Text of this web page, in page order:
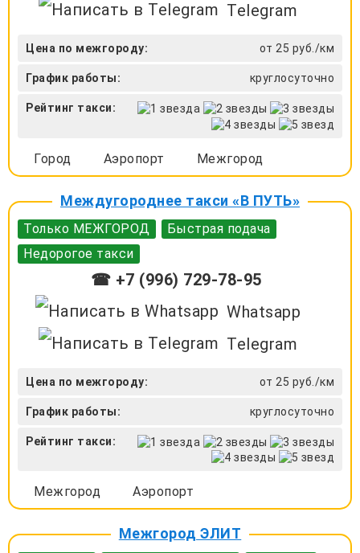
Telegram
Цена по межгороду: от 25 руб./км
График работы: круглосуточно
Рейтинг такси:
Город Аэропорт Межгород
Междугороднее такси «В ПУТЬ»
Только МЕЖГОРОД
Быстрая подача
Недорогое такси
☎ +7 (996) 729-78-95
Whatsapp
Telegram
Цена по межгороду: от 25 руб./км
График работы: круглосуточно
Рейтинг такси:
Межгород Аэропорт
Межгород ЭЛИТ